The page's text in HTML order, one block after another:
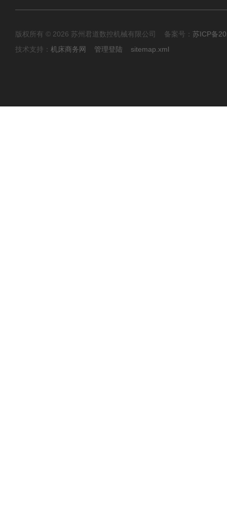
版权所有 © 2026 苏州君道数控机械有限公司 备案号： 苏ICP备
技术支持： 机床商务网 管理登陆 sitemap.xml